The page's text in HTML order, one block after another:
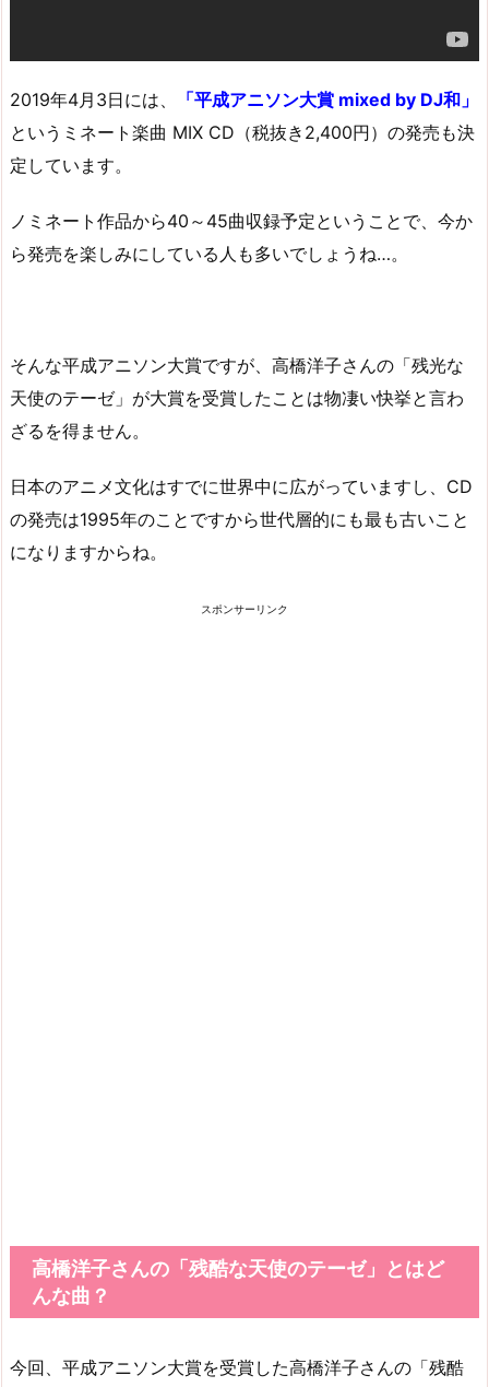
2019年4月3日には、
「平成アニソン大賞 mixed by DJ和」
というミネート楽曲 MIX CD（税抜き2,400円）の発売も決
定しています。
ノミネート作品から40～45曲収録予定ということで、今か
ら発売を楽しみにしている人も多いでしょうね…。
そんな平成アニソン大賞ですが、高橋洋子さんの「残光な
天使のテーゼ」が大賞を受賞したことは物凄い快挙と言わ
ざるを得ません。
日本のアニメ文化はすでに世界中に広がっていますし、CD
の発売は1995年のことですから世代層的にも最も古いこと
になりますからね。
スポンサーリンク
高橋洋子さんの「残酷な天使のテーゼ」とはど
んな曲？
今回、平成アニソン大賞を受賞した高橋洋子さんの「残酷